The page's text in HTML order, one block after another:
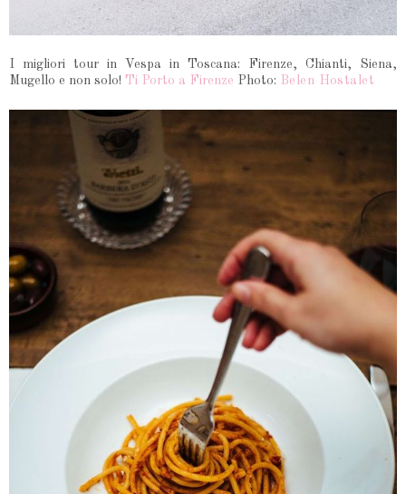
I migliori tour in Vespa in Toscana: Firenze, Chianti, Siena,
Mugello e non solo! Ti Porto a Firenze Photo: Belen Hostalet